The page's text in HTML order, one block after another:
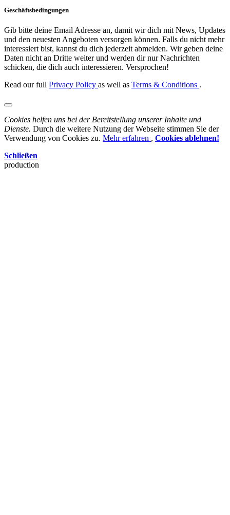
Geschäftsbedingungen
Gib bitte deine Email Adresse an, damit wir dich mit News, Updates
und den neuesten Angeboten versorgen können. Falls du nicht mehr
interessiert bist, kannst du dich jederzeit abmelden. Wir geben deine
Daten nicht an Dritte weiter und werden dir nur Nachrichten
schicken, die dich auch interessieren. Versprochen!
Read our full Privacy Policy as well as Terms & Conditions .
Cookies helfen uns bei der Bereitstellung unserer Inhalte und
Dienste. Durch die weitere Nutzung der Webseite stimmen Sie der
Verwendung von Cookies zu. Mehr erfahren , Cookies ablehnen!
Schließen
production